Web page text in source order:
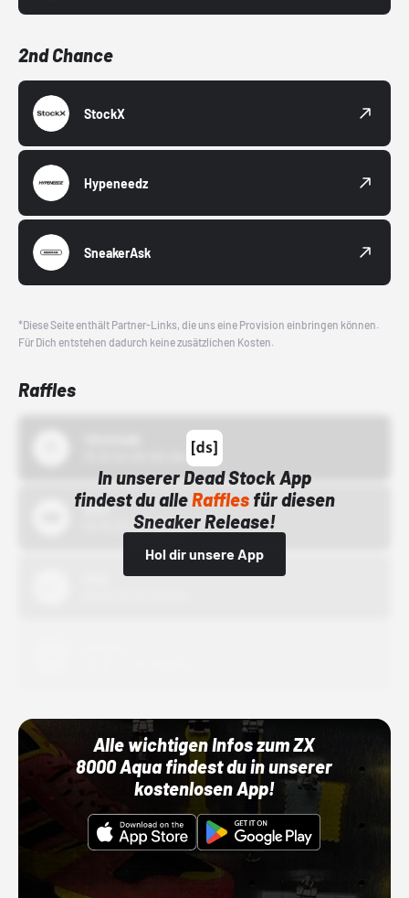
2nd Chance
StockX
Hypeneedz
SneakerAsk
*Diese Seite enthält Partner-Links, die uns eine Provision einbringen können.
Für Dich entstehen dadurch keine zusätzlichen Kosten.
Raffles
In unserer Dead Stock App
findest du alleRafflesfür diesen
Sneaker Release!
Hol dir unsere App
Bstn
01.10.22 00:00 Uhr
Alle wichtigen Infos zum ZX
8000 Aqua findest du in unserer
kostenlosen App!